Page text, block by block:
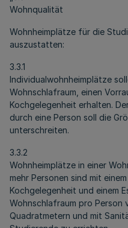
Wohnqualität
Wohnheimplätze für die
auszustatten:
3.3.1
Individualwohnheimplätze
Wohnschlafraum, einen
Kochgelegenheit erhalten.
durch eine Person soll die
unterschreiten.
3.3.2
Wohnheimplätze in einer
mehr Personen sind mit
Kochgelegenheit und einem
Wohnschlafraum pro Person
Quadratmetern und mit